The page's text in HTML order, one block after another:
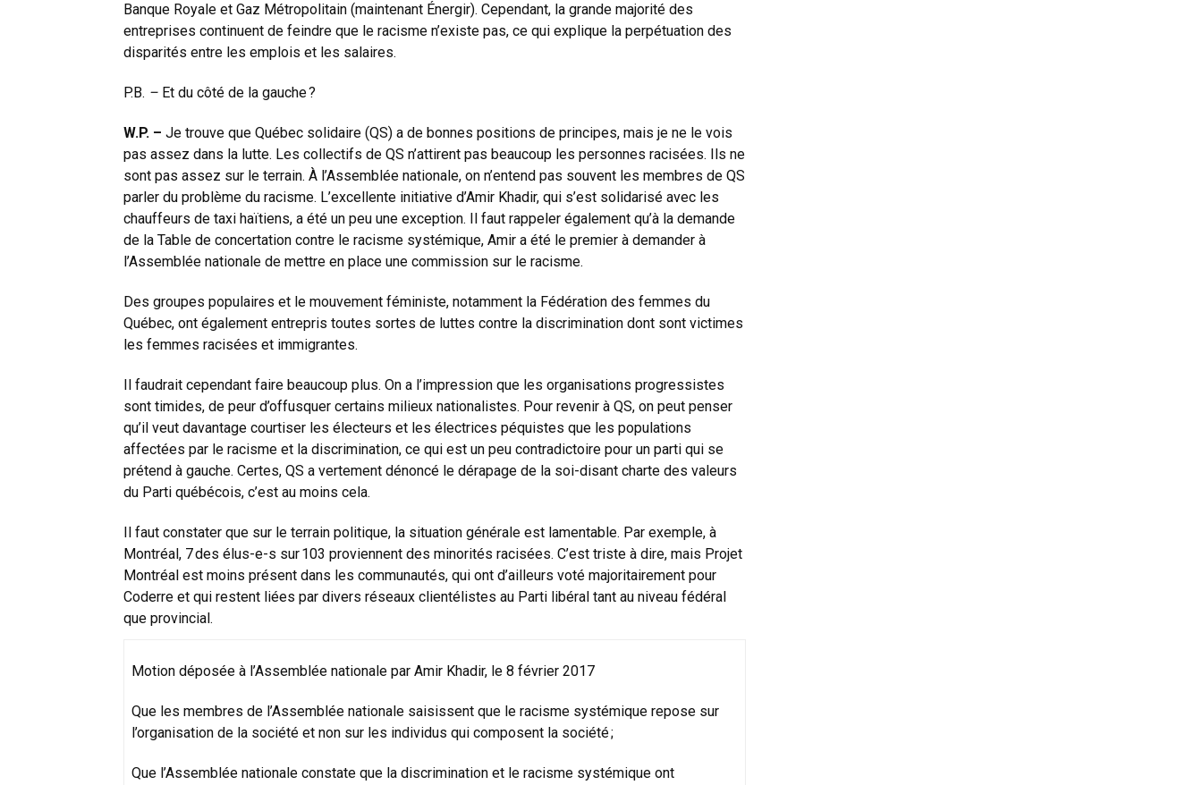
Banque Royale et Gaz Métropolitain (maintenant Énergir). Cependant, la grande majorité des
entreprises continuent de feindre que le racisme n’existe pas, ce qui explique la perpétuation des
disparités entre les emplois et les salaires.
P.B. – Et du côté de la gauche ?
W.P. – Je trouve que Québec solidaire (QS) a de bonnes positions de principes, mais je ne le vois
pas assez dans la lutte. Les collectifs de QS n’attirent pas beaucoup les personnes racisées. Ils ne
sont pas assez sur le terrain. À l’Assemblée nationale, on n’entend pas souvent les membres de QS
parler du problème du racisme. L’excellente initiative d’Amir Khadir, qui s’est solidarisé avec les
chauffeurs de taxi haïtiens, a été un peu une exception. Il faut rappeler également qu’à la demande
de la Table de concertation contre le racisme systémique, Amir a été le premier à demander à
l’Assemblée nationale de mettre en place une commission sur le racisme.
Des groupes populaires et le mouvement féministe, notamment la Fédération des femmes du
Québec, ont également entrepris toutes sortes de luttes contre la discrimination dont sont victimes
les femmes racisées et immigrantes.
Il faudrait cependant faire beaucoup plus. On a l’impression que les organisations progressistes
sont timides, de peur d’offusquer certains milieux nationalistes. Pour revenir à QS, on peut penser
qu’il veut davantage courtiser les électeurs et les électrices péquistes que les populations
affectées par le racisme et la discrimination, ce qui est un peu contradictoire pour un parti qui se
prétend à gauche. Certes, QS a vertement dénoncé le dérapage de la soi-disant charte des valeurs
du Parti québécois, c’est au moins cela.
Il faut constater que sur le terrain politique, la situation générale est lamentable. Par exemple, à
Montréal, 7 des élus-e-s sur 103 proviennent des minorités racisées. C’est triste à dire, mais Projet
Montréal est moins présent dans les communautés, qui ont d’ailleurs voté majoritairement pour
Coderre et qui restent liées par divers réseaux clientélistes au Parti libéral tant au niveau fédéral
que provincial.
Motion déposée à l’Assemblée nationale par Amir Khadir, le 8 février 2017
Que les membres de l’Assemblée nationale saisissent que le racisme systémique repose sur
l’organisation de la société et non sur les individus qui composent la société ;
Que l’Assemblée nationale constate que la discrimination et le racisme systémique ont